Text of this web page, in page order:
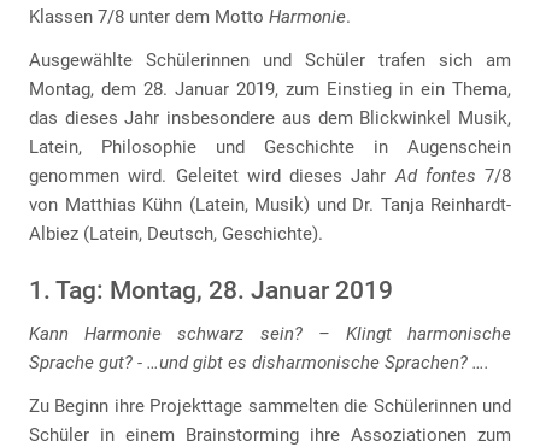
Klassen 7/8 unter dem Motto Harmonie.
Ausgewählte Schülerinnen und Schüler trafen sich am
Montag, dem 28. Januar 2019, zum Einstieg in ein Thema,
das dieses Jahr insbesondere aus dem Blickwinkel Musik,
Latein, Philosophie und Geschichte in Augenschein
genommen wird. Geleitet wird dieses JahrAd fontes 7/8
von Matthias Kühn (Latein, Musik) und Dr. Tanja Reinhardt-
Albiez (Latein, Deutsch, Geschichte).
1. Tag: Montag, 28. Januar 2019
Kann Harmonie schwarz sein? – Klingt harmonische
Sprache gut? - …und gibt es disharmonische Sprachen? ….
Zu Beginn ihre Projekttage sammelten die Schülerinnen und
Schüler in einem Brainstorming ihre Assoziationen zum